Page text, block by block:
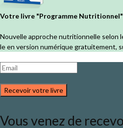
Votre livre "Programme Nutritionnel"
Nouvelle approche nutritionnelle selon
le en version numérique gratuitement,
Recevoir votre livre
Vous venez de